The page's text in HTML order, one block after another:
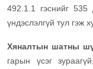
492.1.1 гэснийг 535
үндэслэлгүй тул гэж
Хяналтын шатны
гарын үсэг